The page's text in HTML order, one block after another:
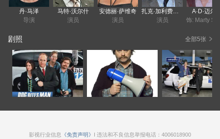
丹·马泽
导演
马特·沃尔什
演员
安德丽·萨维奇
演员
演员
A·D·迈尔
剧照 全部5张
影视行业信息 《免责声明》 I 违法和不良信息举报电话：4006018900